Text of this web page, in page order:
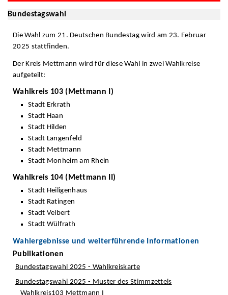
Bundestagswahl
Die Wahl zum 21. Deutschen Bundestag wird am 23. Februar
2025 stattfinden.
Der Kreis Mettmann wird für diese Wahl in zwei Wahlkreise
aufgeteilt:
Wahlkreis 103 (Mettmann I)
Stadt Erkrath
Stadt Haan
Stadt Hilden
Stadt Langenfeld
Stadt Mettmann
Stadt Monheim am Rhein
Wahlkreis 104 (Mettmann II)
Stadt Heiligenhaus
Stadt Ratingen
Stadt Velbert
Stadt Wülfrath
Wahlergebnisse und weiterführende Informationen
Publikationen
Bundestagswahl 2025 - Wahlkreiskarte
Bundestagswahl 2025 - Muster des Stimmzettels
Wahlkreis103 Mettmann I